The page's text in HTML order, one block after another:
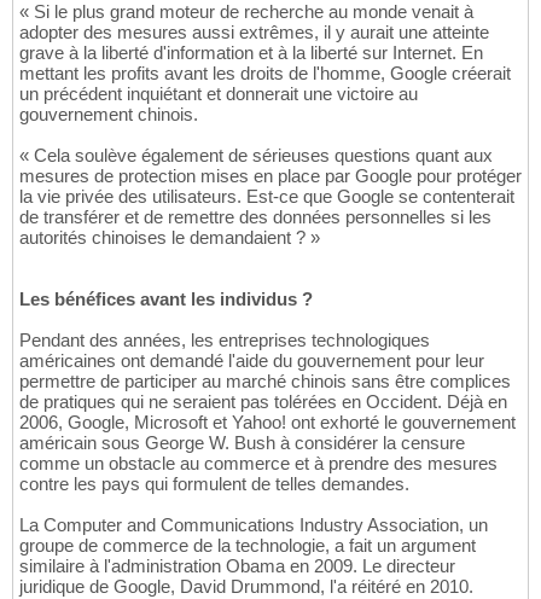
« Si le plus grand moteur de recherche au monde venait à
adopter des mesures aussi extrêmes, il y aurait une atteinte
grave à la liberté d'information et à la liberté sur Internet. En
mettant les profits avant les droits de l'homme, Google créerait
un précédent inquiétant et donnerait une victoire au
gouvernement chinois.
« Cela soulève également de sérieuses questions quant aux
mesures de protection mises en place par Google pour protéger
la vie privée des utilisateurs. Est-ce que Google se contenterait
de transférer et de remettre des données personnelles si les
autorités chinoises le demandaient ? »
Les bénéfices avant les individus ?
Pendant des années, les entreprises technologiques
américaines ont demandé l'aide du gouvernement pour leur
permettre de participer au marché chinois sans être complices
de pratiques qui ne seraient pas tolérées en Occident. Déjà en
2006, Google, Microsoft et Yahoo! ont exhorté le gouvernement
américain sous George W. Bush à considérer la censure
comme un obstacle au commerce et à prendre des mesures
contre les pays qui formulent de telles demandes.
La Computer and Communications Industry Association, un
groupe de commerce de la technologie, a fait un argument
similaire à l'administration Obama en 2009. Le directeur
juridique de Google, David Drummond, l'a réitéré en 2010.